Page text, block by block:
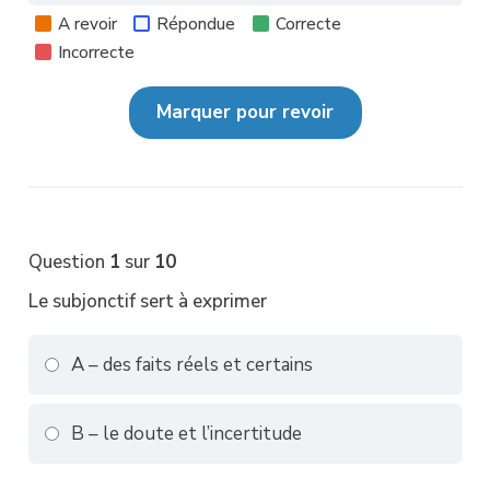
A revoir Répondue
Correcte
Incorrecte
Question 1 sur 10
Le subjonctif sert à exprimer
A – des faits réels et certains
B – le doute et l’incertitude